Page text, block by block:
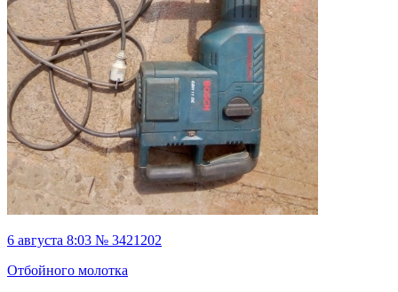
6 августа 8:03 № 3421202
Отбойного молотка